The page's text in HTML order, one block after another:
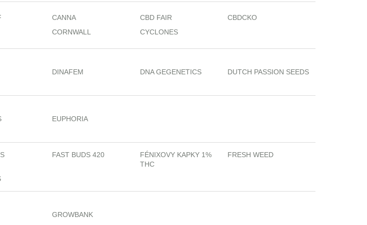
CANNA CBD FAIR
CBDCKO
CORNWALL CYCLONES
DINAFEM DNA GEGENETICS DUTCH PASSION SEEDS
EUPHORIA
FAST BUDS 420
FÉNIXOVY KAPKY 1%
THC
FRESH WEED
GROWBANK